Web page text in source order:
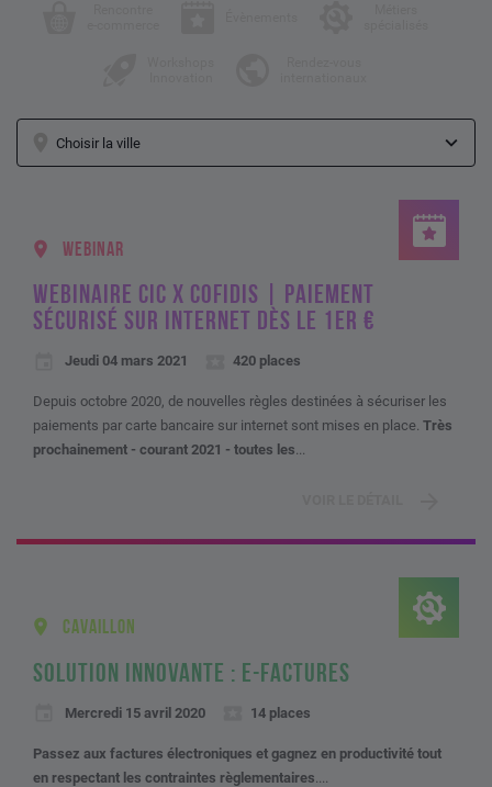
WEBINAR
WEBINAIRE CIC X COFIDIS | PAIEMENT
SÉCURISÉ SUR INTERNET DÈS LE 1ER €
Jeudi 04 mars 2021 420 places
Depuis octobre 2020, de nouvelles règles destinées à sécuriser les
paiements par carte bancaire sur internet sont mises en place. Très
prochainement - courant 2021 - toutes les...
CAVAILLON
SOLUTION INNOVANTE : E-FACTURES
Mercredi 15 avril 2020 14 places
Passez aux factures électroniques et gagnez en productivité tout
en respectant les contraintes règlementaires